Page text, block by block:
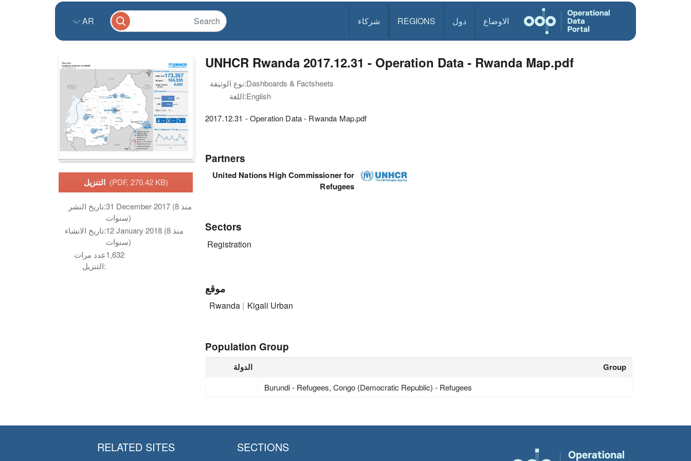
الاوضاع دول REGIONS شركاء AR
التنزيل (PDF, 270.42 KB)
تاريخ النشر:31 December 2017 (منذ 8
سنوات)
تاريخ الانشاء:12 January 2018 (منذ 8
سنوات)
عدد مرات
التنزيل:
1,632
UNHCR Rwanda 2017.12.31 - Operation Data - Rwanda Map.pdf
نوع الوثيقة:Dashboards & Factsheets
اللغة:English
2017.12.31 - Operation Data - Rwanda Map.pdf
Partners
United Nations High Commissioner for
Refugees
Sectors
Registration
موقع
Rwanda Kigali Urban
Population Group
الدولة Group
Burundi - Refugees, Congo (Democratic Republic) - Refugees
SECTIONS
RELATED SITES